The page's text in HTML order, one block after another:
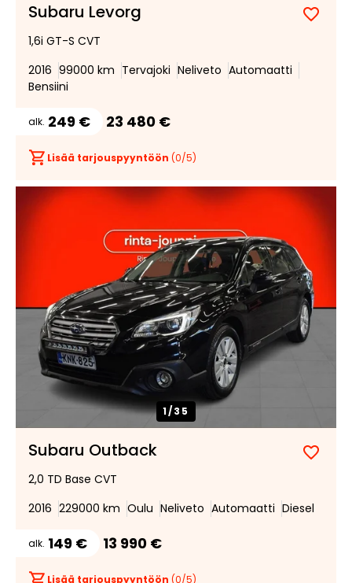
Subaru Levorg
Lisää
1,6i GT-S CVT
2016 99000 km Tervajoki Neliveto Automaatti
Bensiini
alk. 249 € 23 480 €
Lisää tarjouspyyntöön (0/5)
1/35
Subaru Outback
Lisää
2,0 TD Base CVT
2016 229000 km Oulu Neliveto Automaatti Diesel
alk. 149 € 13 990 €
Lisää tarjouspyyntöön (0/5)